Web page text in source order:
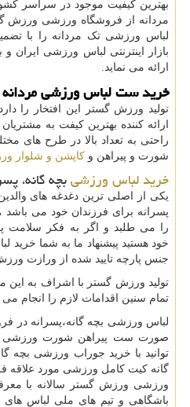
بهترین کیفیت موجود در سراسر
مردانه از فروشگاه ورزشی ورزش
لباس ورزشی تک مردانه را با
بازار اینترنتی لباس ورزشی
ارائه می نماید.
خرید ست لباس ورزشی
تولید ورزش گستر این افتخار را
ارائه کننده بهترین کیفت به
راحتی به تعداد بالا در طرح های
شورت و پیراهن و کاپشن و شلوار
خرید لباس ورزشیبچه گانه،
یکی از اصلی ترین دغدغه های
پسرانه برای فرزندان خود می
را می طلبد و اگر به فکر
خود هستید پیشنهاد ما به شما خرید
جنس پارچه تایید شده از ورازت
تولید ورزش گستر با اشراف به این
تمام سنین اقدامات لازم را انجام می
لباس ورزشی بچه گانه،پسرانه در
صورت ست پیراهن شورت ورزشی
توانید با خرید جوراب ورزشی بچه
گانه کیت کامل ورزشی مورد علاقه
ورزشی ورزش گستر سالانه با
باشگاهی و تیم های ملی لباس های